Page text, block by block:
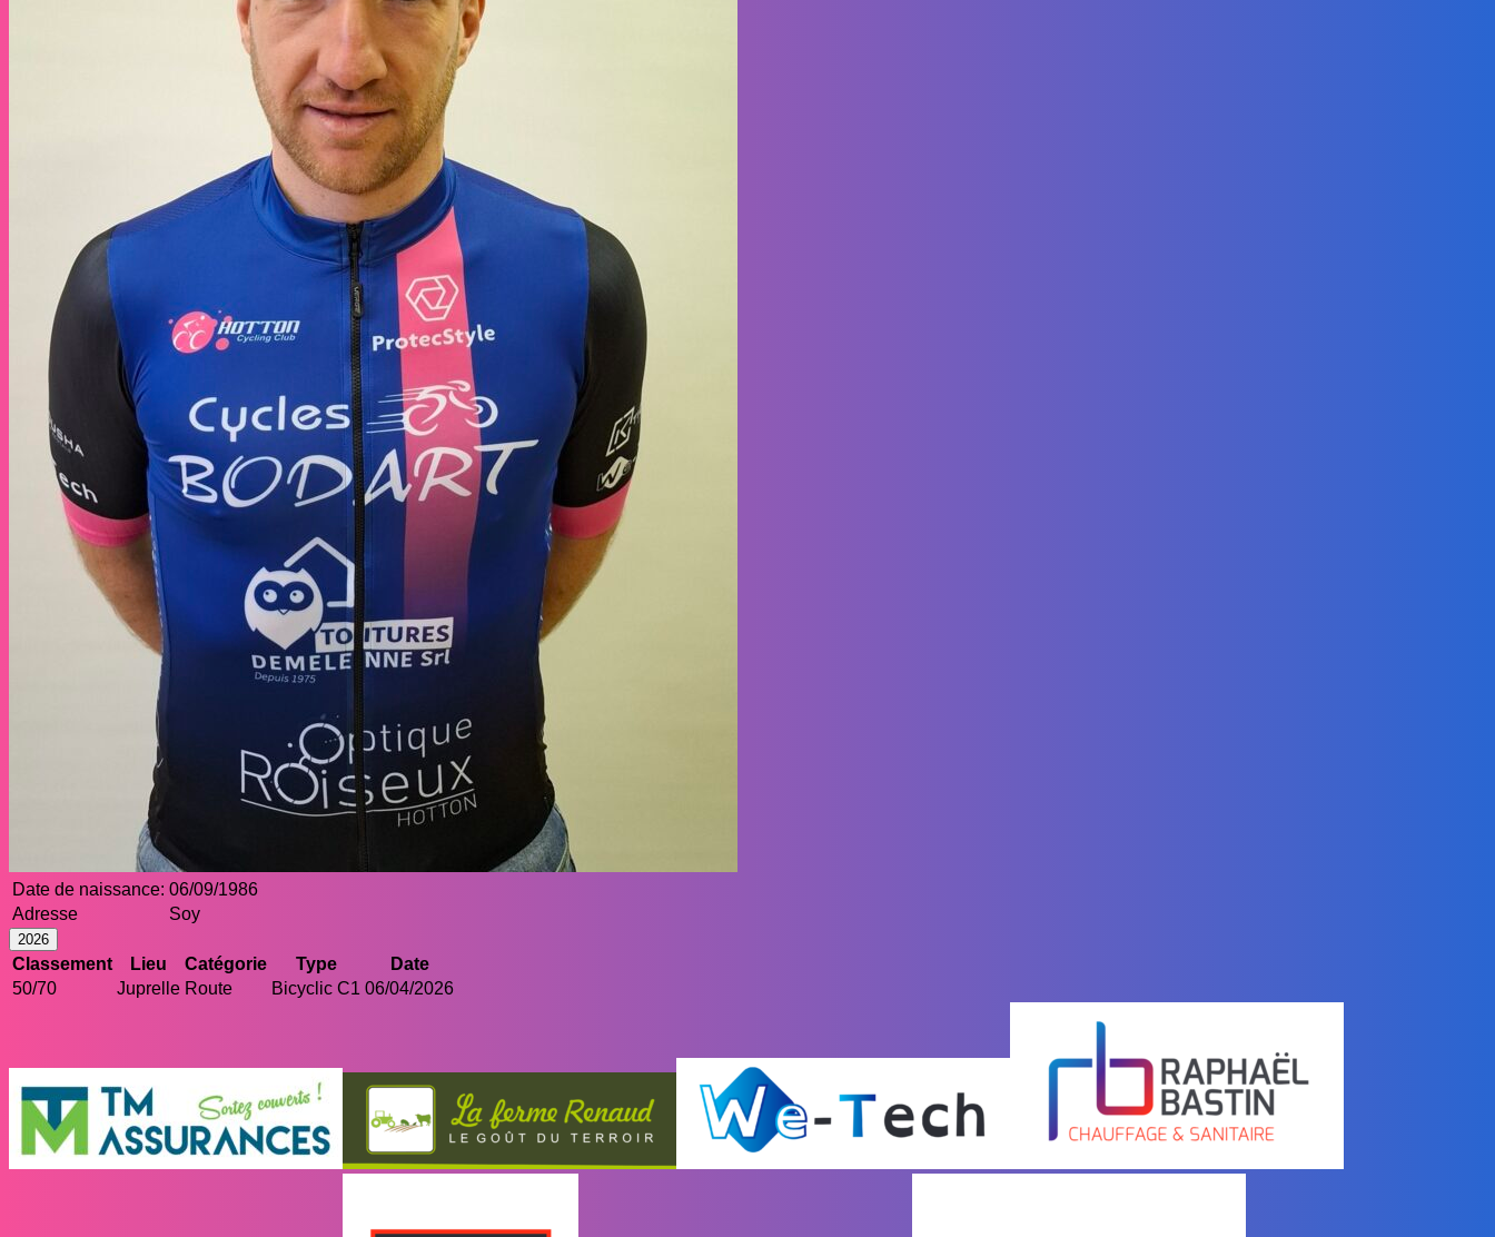
Date de naissance: 06/09/1986
Adresse
Soy
2026
Classement Lieu Catégorie Type
Date
50/70
Juprelle Route Bicyclic C1 06/04/2026